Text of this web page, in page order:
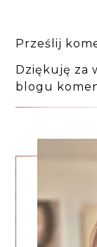
Prześlij
Dziękuję za
blogu